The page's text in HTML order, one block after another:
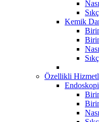
Kemik
Özellikli